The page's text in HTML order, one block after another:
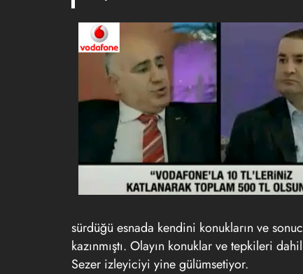
sürdüğü esnada kendini konukların ve
kazınmıştı. Olayın konuklar ve tepkileri
Sezer izleyiciyi yine gülümsetiyor.